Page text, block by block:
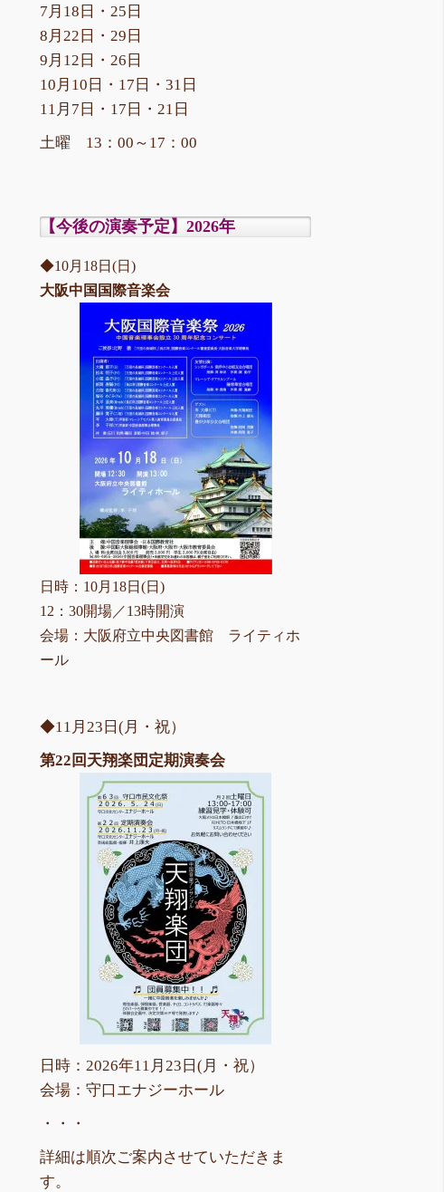
7月18日・25日
8月22日・29日
9月12日・26日
10月10日・17日・31日
11月7日・17日・21日
土曜 13：00～17：00
【今後の演奏予定】2026年
◆10月18日(日)
大阪中国国際音楽会
日時：10月18日(日)
12：30開場／13時開演
会場：大阪府立中央図書館 ライティホ
ール
◆11月23日(月・祝）
第22回天翔楽団定期演奏会
日時：2026年11月23日(月・祝）
会場：守口エナジーホール
・・・
詳細は順次ご案内させていただきま
す。